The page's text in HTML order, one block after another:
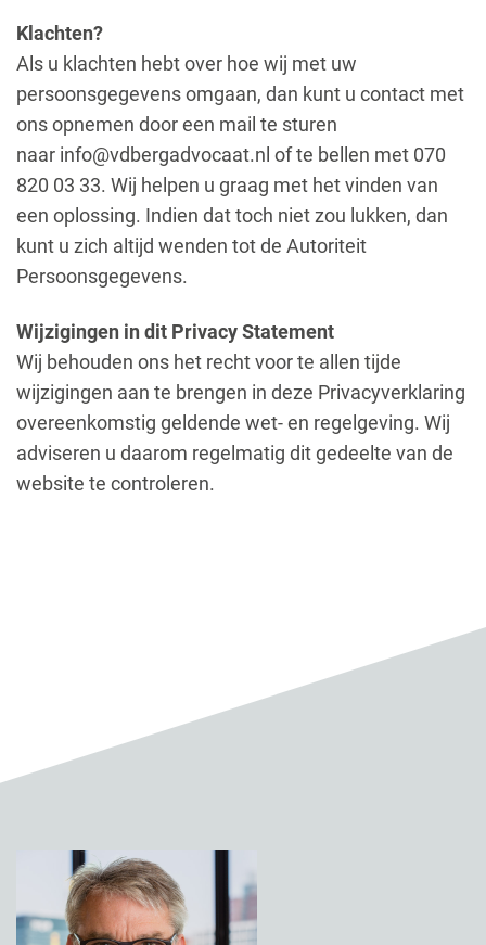
Klachten?
Als u klachten hebt over hoe wij met uw
persoonsgegevens omgaan, dan kunt u contact met
ons opnemen door een mail te sturen
naar info@vdbergadvocaat.nl of te bellen met 070
820 03 33. Wij helpen u graag met het vinden van
een oplossing. Indien dat toch niet zou lukken, dan
kunt u zich altijd wenden tot de Autoriteit
Persoonsgegevens.
Wijzigingen in dit Privacy Statement
Wij behouden ons het recht voor te allen tijde
wijzigingen aan te brengen in deze Privacyverklaring
overeenkomstig geldende wet- en regelgeving. Wij
adviseren u daarom regelmatig dit gedeelte van de
website te controleren.